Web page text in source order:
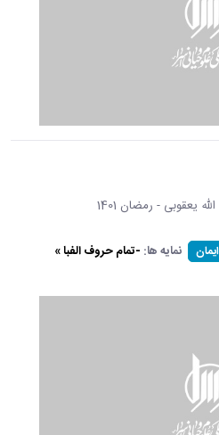
یعقوبی - رمضان 1401
نمایه ها: -تمام حروف الفبا »